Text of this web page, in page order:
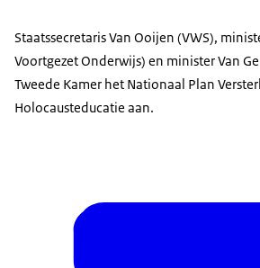
Staatssecretaris Van Ooijen (VWS),
Voortgezet Onderwijs) en minister Van
Tweede Kamer het Nationaal Plan
Holocausteducatie aan.